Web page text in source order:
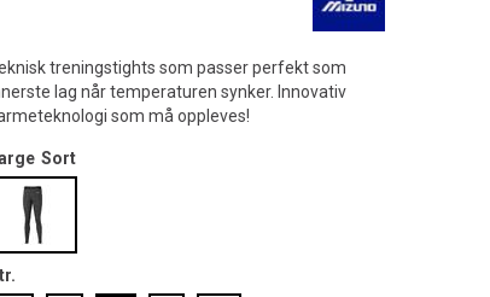
treningstights som passer perfekt som
lag når temperaturen synker. Innovativ
som må oppleves!
Sort